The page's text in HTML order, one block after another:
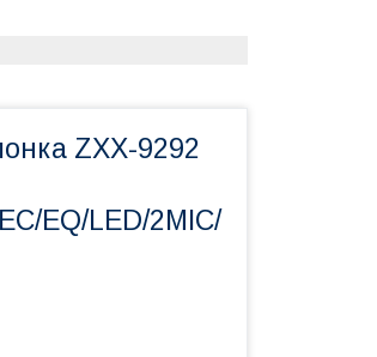
ZXX-9292
EQ/LED/2MIC/